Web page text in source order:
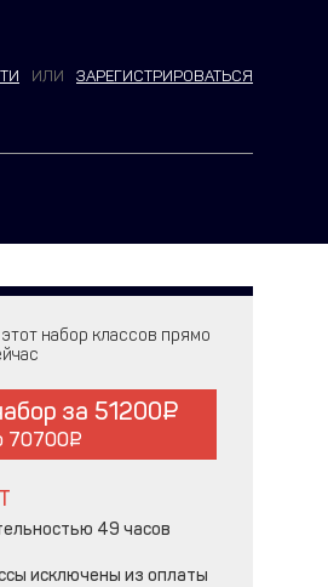
ИЛИ ЗАРЕГИСТРИРОВАТЬСЯ
набор классов прямо
за 51200
70700
49 часов
исключены из оплаты